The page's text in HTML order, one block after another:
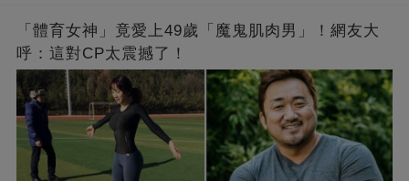
「體育女神」竟愛上49歲「魔鬼肌肉男」！網友大
呼：這對CP太震撼了！